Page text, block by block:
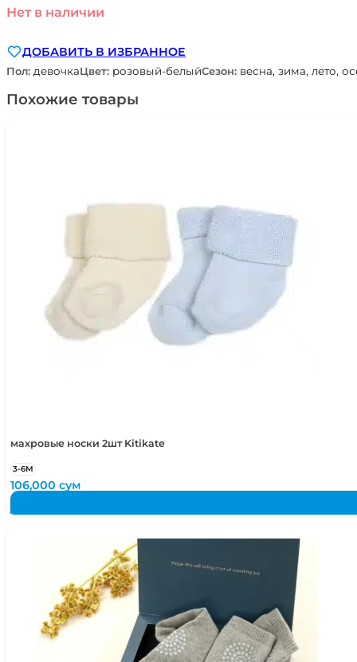
Нет в наличии
ДОБАВИТЬ В ИЗБРАННОЕ
Пол: девочкаЦвет: розовый-белыйСезон: весна, зима, лето,
Похожие товары
махровые носки 2шт Kitikate
3-6М
106,000сум